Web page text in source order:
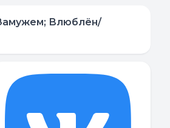
Замужем; Влюблён/